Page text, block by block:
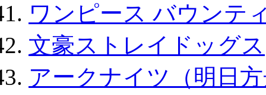
ワンピース バウンテ
文豪ストレイドッグス
アークナイツ（明日